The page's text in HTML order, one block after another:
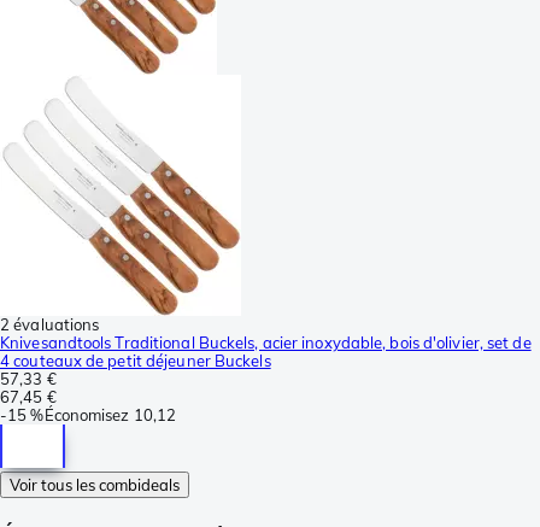
2 évaluations
Knivesandtools Traditional Buckels, acier inoxydable, bois d'olivier, set de
4 couteaux de petit déjeuner Buckels
57,33 €
67,45 €
-15 %Économisez 10,12
Voir tous les combideals